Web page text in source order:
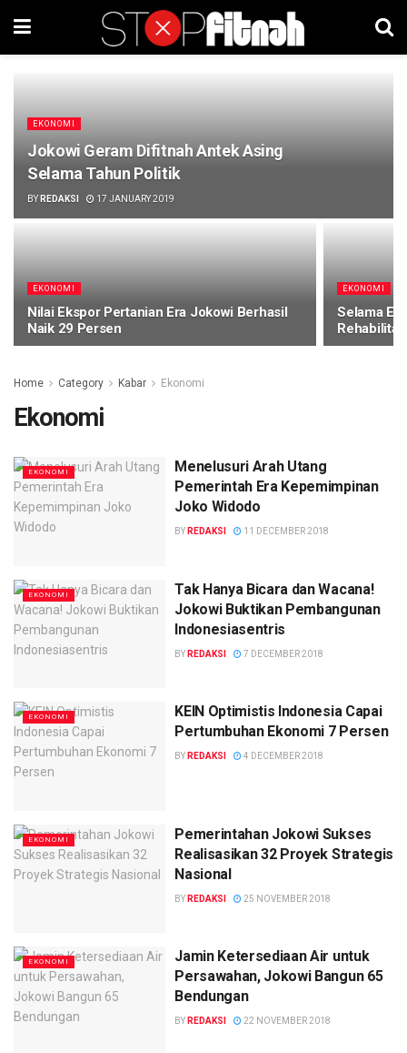
EKONOMI
Jokowi Geram Difitnah Antek Asing
Selama Tahun Politik
BY REDAKSI 17 JANUARY 2019
EKONOMI
Nilai Ekspor Pertanian Era Jokowi Berhasil
Naik 29 Persen
EKONOMI
Selama
Home Category Kabar Ekonomi
Ekonomi
EKONOMI
Menelusuri Arah Utang
Pemerintah Era Kepemimpinan
Joko Widodo
BY REDAKSI 11 DECEMBER 2018
EKONOMI
Tak Hanya Bicara dan Wacana!
Jokowi Buktikan Pembangunan
Indonesiasentris
BY REDAKSI 7 DECEMBER 2018
EKONOMI
KEIN Optimistis Indonesia Capai
Pertumbuhan Ekonomi 7 Persen
BY REDAKSI 4 DECEMBER 2018
EKONOMI
Pemerintahan Jokowi Sukses
Realisasikan 32 Proyek Strategis
Nasional
BY REDAKSI 25 NOVEMBER 2018
EKONOMI
Jamin Ketersediaan Air untuk
Persawahan, Jokowi Bangun 65
Bendungan
BY REDAKSI 22 NOVEMBER 2018